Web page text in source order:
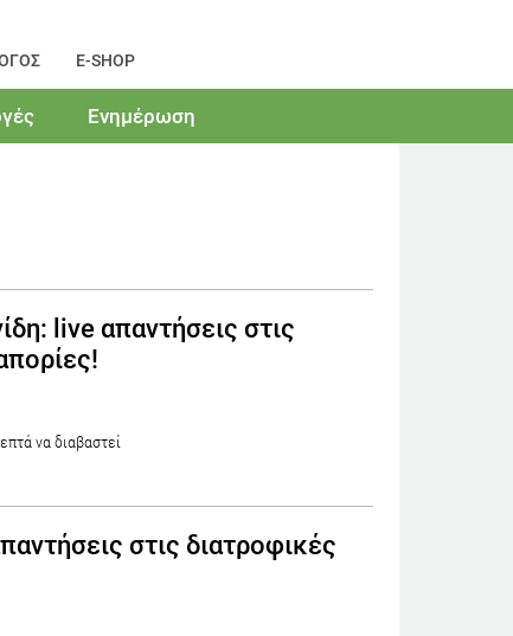
E-SHOP
Ενημέρωση
live απαντήσεις στις
να διαβαστεί
στις διατροφικές